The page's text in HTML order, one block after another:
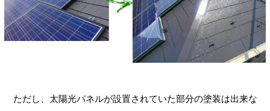
ただし、太陽光パネルが設置されていた部分の塗装は出来な